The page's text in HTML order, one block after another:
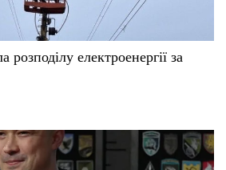
розподілу електроенергії за